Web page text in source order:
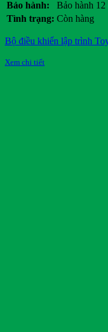
Bảo hành:
Bảo hành 12
Tình trạng: Còn hàng
Bộ điều khiển lập trình
Xem chi tiết